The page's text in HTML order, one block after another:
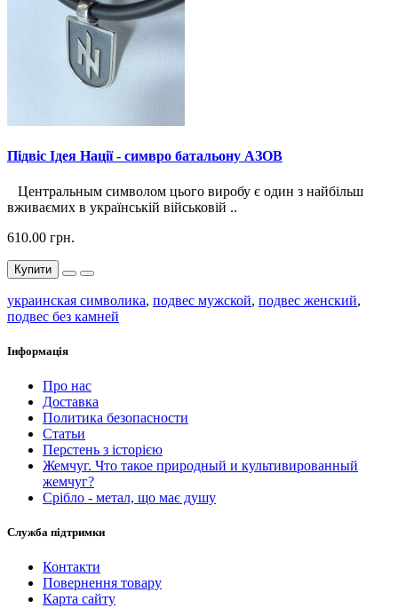
Підвіс Ідея Нації - симвро батальону АЗОВ
Центральным символом цього виробу є один з найбільш
вживаємих в українській військовій ..
610.00 грн.
Купити
украинская символика, подвес мужской, подвес женский,
подвес без камней
Інформація
Про нас
Доставка
Политика безопасности
Статьи
Перстень з історією
Жемчуг. Что такое природный и культивированный
жемчуг?
Срібло - метал, що має душу
Служба підтримки
Контакти
Повернення товару
Карта сайту